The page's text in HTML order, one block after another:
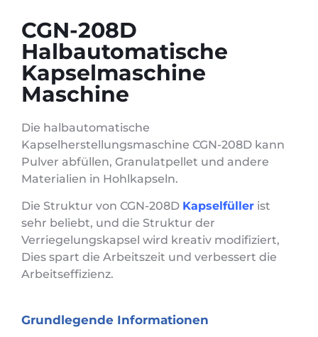
CGN-208D
Halbautomatische
Kapselmaschine
Maschine
Die halbautomatische
Kapselherstellungsmaschine CGN-208D kann
Pulver abfüllen, Granulatpellet und andere
Materialien in Hohlkapseln.
Die Struktur von CGN-208D Kapselfüller ist
sehr beliebt, und die Struktur der
Verriegelungskapsel wird kreativ modifiziert,
Dies spart die Arbeitszeit und verbessert die
Arbeitseffizienz.
Grundlegende Informationen